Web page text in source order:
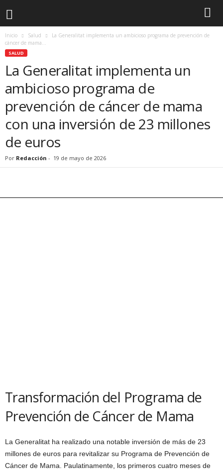
Inicio Salud
La Generalitat implementa un ambicioso programa de prevención de
cáncer de mama...
SALUD
La Generalitat implementa un
ambicioso programa de
prevención de cáncer de mama
con una inversión de 23 millones
de euros
Por Redacción - 19 de mayo de 2026
Transformación del Programa de
Prevención de Cáncer de Mama
La Generalitat ha realizado una notable inversión de más de 23
millones de euros para revitalizar su Programa de Prevención de
Cáncer de Mama. Paulatinamente, los primeros cuatro meses de